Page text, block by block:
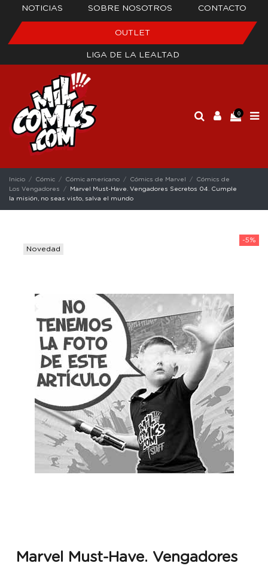
NOTICIAS SOBRE NOSOTROS CONTACTO
OUTLET
LIGA DE LA LEALTAD
0
Inicio Cómic Cómic americano Cómics de Marvel
Cómics de
Los Vengadores
Marvel Must-Have. Vengadores Secretos 04. Cumple
la misión, no seas visto, salva el mundo
-5%
Novedad
Marvel Must-Have. Vengadores